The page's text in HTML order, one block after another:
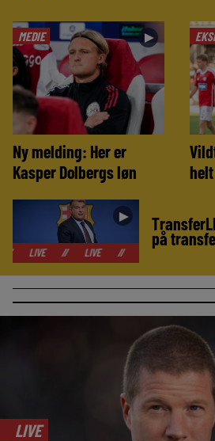
MEDIE ►
Ny melding: Her er
Kasper Dolbergs løn
►
LIVE LIVE // LIVE
på
LIVE